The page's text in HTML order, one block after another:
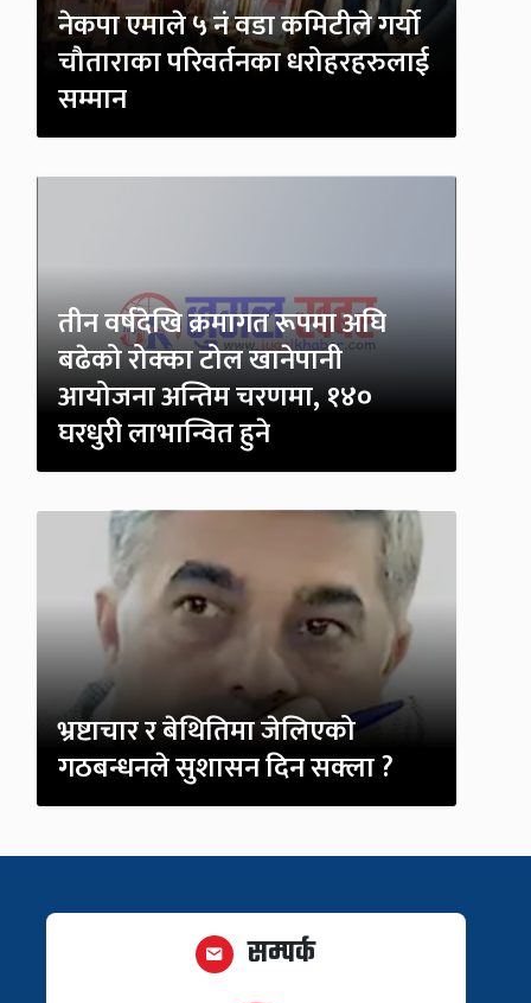
नेकपा एमाले ५ नं वडा कमिटीले गर्यो
चौताराका परिवर्तनका धरोहरहरुलाई
सम्मान
तीन वर्षदेखि क्रमागत रूपमा अघि
बढेको रोक्का टोल खानेपानी
आयोजना अन्तिम चरणमा, १४०
घरधुरी लाभान्वित हुने
भ्रष्टाचार र बेथितिमा जेलिएको
गठबन्धनले सुशासन दिन सक्ला ?
सम्पर्क